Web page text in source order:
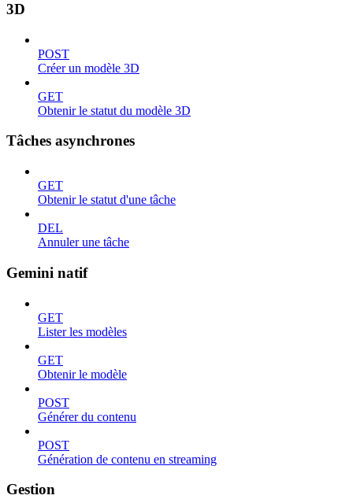
3D
POST
Créer un modèle 3D
GET
Obtenir le statut du modèle 3D
Tâches asynchrones
GET
Obtenir le statut d'une tâche
DEL
Annuler une tâche
Gemini natif
GET
Lister les modèles
GET
Obtenir le modèle
POST
Générer du contenu
POST
Génération de contenu en streaming
Gestion